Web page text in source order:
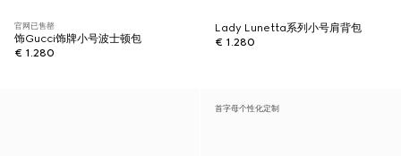
官网已售罄
饰Gucci饰牌小号波士顿包
€ 1.280
Lady Lunetta系列小号肩背包
€ 1.280
首字母个性化定制